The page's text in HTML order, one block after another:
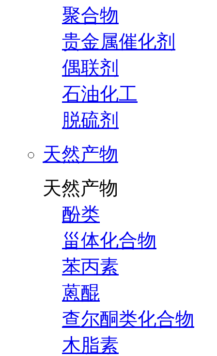
聚合物
贵金属催化剂
偶联剂
石油化工
脱硫剂
天然产物
天然产物
酚类
甾体化合物
苯丙素
蒽醌
查尔酮类化合物
木脂素